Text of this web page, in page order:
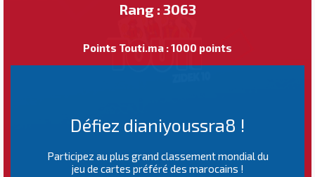
Rang : 3063
Points Touti.ma : 1000 points
Défiez dianiyoussra8 !
Participez au plus grand classement mondial du
jeu de cartes préféré des marocains !